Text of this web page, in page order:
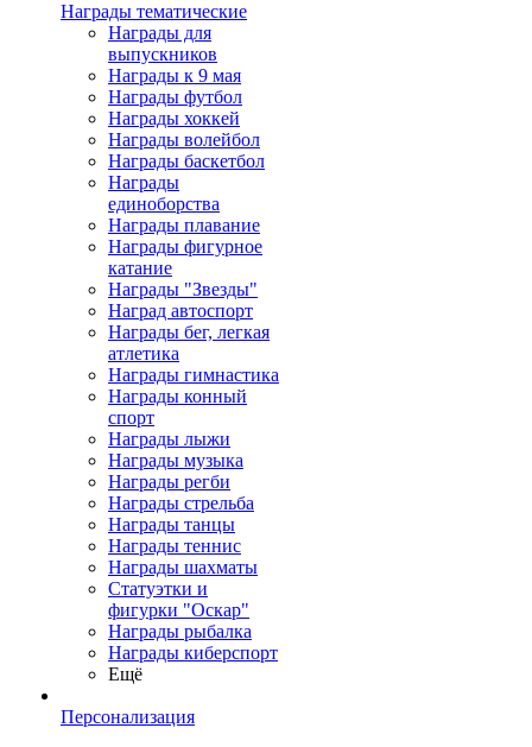
Награды тематические
Награды для
выпускников
Награды к 9 мая
Награды футбол
Награды хоккей
Награды волейбол
Награды баскетбол
Награды
единоборства
Награды плавание
Награды фигурное
катание
Награды "Звезды"
Наград автоспорт
Награды бег, легкая
атлетика
Награды гимнастика
Награды конный
спорт
Награды лыжи
Награды музыка
Награды регби
Награды стрельба
Награды танцы
Награды теннис
Награды шахматы
Статуэтки и
фигурки "Оскар"
Награды рыбалка
Награды киберспорт
Ещё
Персонализация